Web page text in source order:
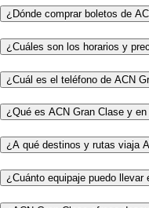
¿Dónde comprar boletos de
¿Cuáles son los horarios y
¿Cuál es el teléfono de ACN
¿Qué es ACN Gran Clase y
¿A qué destinos y rutas viaja
¿Cuánto equipaje puedo llevar